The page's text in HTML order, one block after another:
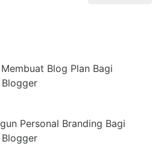
Blog Plan Bagi
Personal Branding Bagi